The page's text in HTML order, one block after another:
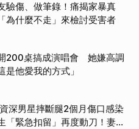
驗傷、做筆錄！痛揭家暴真
為什麼不走」來檢討受害者
200桌搞成演唱會 她嫌高調
是他愛我的方式」
深男星摔斷腿2個月傷口感染
緊急扣留」再度動刀！妻心